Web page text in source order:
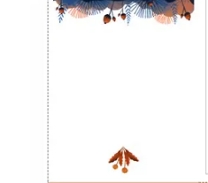
Η συγκινητική τέχνη
Ιδανικό για
Εύκολη εξατομίκευση -